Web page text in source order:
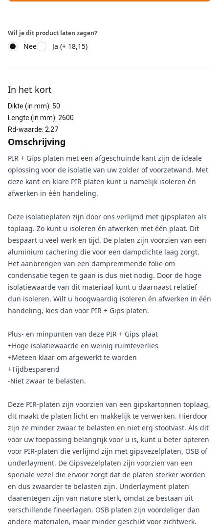
Wil je dit product laten zagen?
Nee Ja (+ 18,15)
In het kort
Dikte (in mm): 50
Lengte (in mm): 2600
Rd-waarde: 2.27
Omschrijving
PIR + Gips platen met een afgeschuinde kant zijn de ideale
oplossing voor de isolatie van uw zolder of voorzetwand. Met
deze kant-en-klare PIR platen kunt u namelijk isoleren én
afwerken in één handeling.
Deze isolatieplaten zijn door ons verlijmd met gipsplaten als
toplaag. Zo kunt u isoleren én afwerken met één plaat. Dit
bespaart u veel werk en tijd. De platen zijn voorzien van een
aluminium cachering die voor een dampdichte laag zorgt.
Het aanbrengen van een dampremmende folie om
condensatie tegen te gaan is dus niet nodig. Door de hoge
isolatiewaarde van dit materiaal kunt u daarnaast relatief
dun isoleren. Wilt u hoogwaardig isoleren én afwerken in één
handeling, kies dan voor PIR + Gips platen.
Plus- en minpunten van deze PIR + Gips plaat
+Hoge isolatiewaarde en weinig ruimteverlies
+Meteen klaar om afgewerkt te worden
+Tijdbesparend
-Niet zwaar te belasten.
Deze PIR-platen zijn voorzien van een gipskartonnen toplaag,
dit maakt de platen licht en makkelijk te verwerken. Hierdoor
zijn ze minder zwaar te belasten en niet erg stootvast. Als dit
voor uw toepassing belangrijk voor u is, kunt u beter opteren
voor PIR-platen die verlijmd zijn met gipsvezelplaten, OSB of
underlayment. De Gipsvezelplaten zijn voorzien van een
speciale vezel die ervoor zorgt dat de platen sterker worden
en dus zwaarder te belasten zijn. Underlayment platen
daarentegen zijn van nature sterk, omdat ze bestaan uit
verschillende fineerlagen. OSB platen zijn voordeliger dan
andere materialen, maar minder geschikt voor zichtwerk.